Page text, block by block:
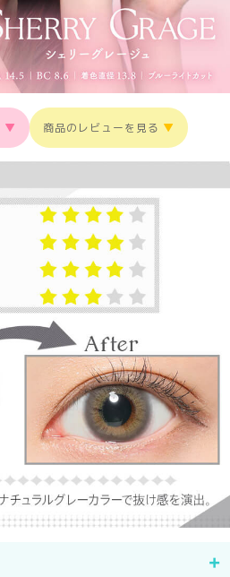
▼ 商品のレビューを見る ▼